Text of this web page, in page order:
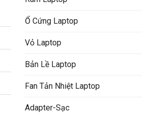
Ổ Cứng Laptop
Vỏ Laptop
Bản Lề Laptop
Fan Tản Nhiệt Laptop
Adapter-Sạc